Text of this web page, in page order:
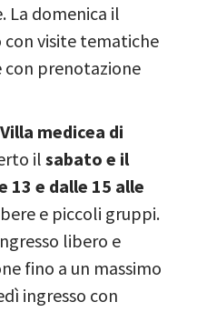
La domenica il
visite tematiche
con prenotazione
medicea di
il sabato e il
13 e dalle 15 alle
e piccoli gruppi.
libero e
fino a un massimo
ingresso con